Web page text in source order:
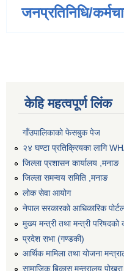
जनप्रतिनिधि/
केहि महत्वपूर्ण लिंक
गाँउपालिकाको फेसबुक पेज
२४ घण्टा प्रतिक्रियका लागि
जिल्ला प्रशासन कार्यालय ,मनाङ
जिल्ला समन्वय समिति ,मनाङ
लोक सेवा आयोग
नेपाल सरकारको आधिकारिक
मुख्य मन्त्री तथा मन्त्री परिषदको
प्रदेश सभा (गण्डकी)
आर्थिक मामिला तथा योजना
सामाजिक बिकास मन्त्रालय पोखरा